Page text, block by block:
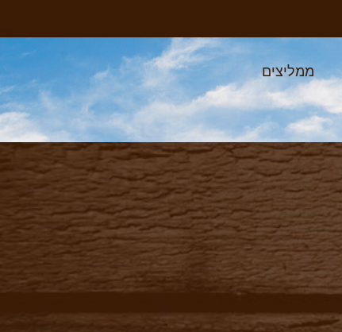
ממליצים